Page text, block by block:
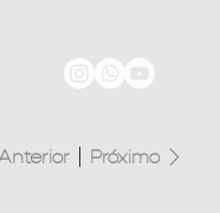
Próximo